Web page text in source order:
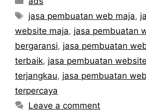
Tags
jasa pembuatan web maja,
website maja, jasa pembuatan
bergaransi, jasa pembuatan
terbaik, jasa pembuatan
terjangkau, jasa pembuatan
terpercaya
Leave a comment